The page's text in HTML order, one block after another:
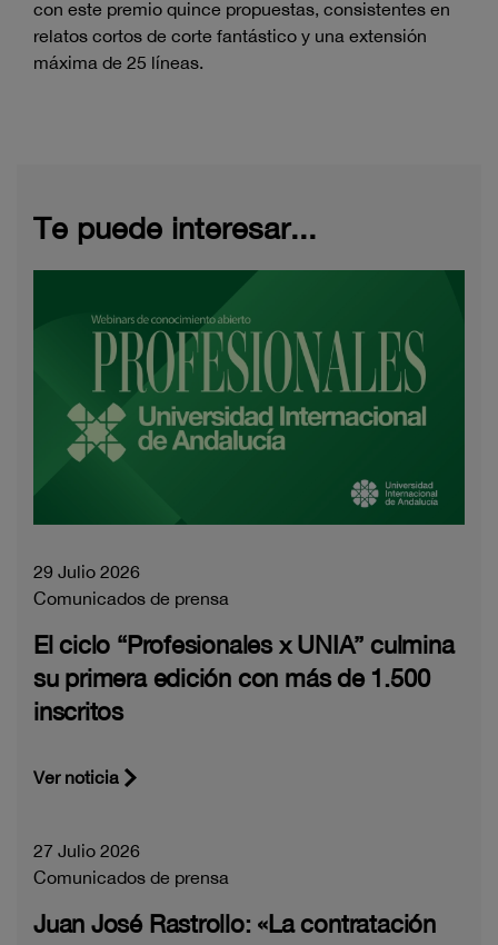
con este premio quince propuestas, consistentes en
relatos cortos de corte fantástico y una extensión
máxima de 25 líneas.
Te puede interesar...
29 Julio 2026
Comunicados de prensa
El ciclo “Profesionales x UNIA” culmina
su primera edición con más de 1.500
inscritos
Ver noticia
27 Julio 2026
Comunicados de prensa
Juan José Rastrollo: «La contratación